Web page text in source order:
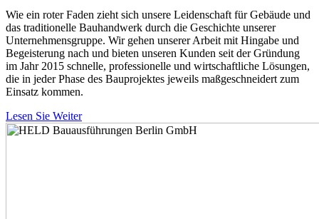
Wie ein roter Faden zieht sich unsere Leidenschaft für Gebäude und
das traditionelle Bauhandwerk durch die Geschichte unserer
Unternehmensgruppe. Wir gehen unserer Arbeit mit Hingabe und
Begeisterung nach und bieten unseren Kunden seit der Gründung
im Jahr 2015 schnelle, professionelle und wirtschaftliche Lösungen,
die in jeder Phase des Bauprojektes jeweils maßgeschneidert zum
Einsatz kommen.
Lesen Sie Weiter